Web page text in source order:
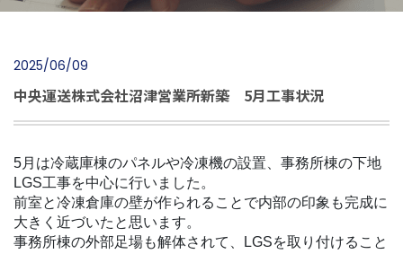
2025/06/09
中央運送株式会社沼津営業所新築 5月工事状況
5月は冷蔵庫棟のパネルや冷凍機の設置、事務所棟の下地
LGS工事を中心に行いました。
前室と冷凍倉庫の壁が作られることで内部の印象も完成に
大きく近づいたと思います。
事務所棟の外部足場も解体されて、LGSを取り付けること